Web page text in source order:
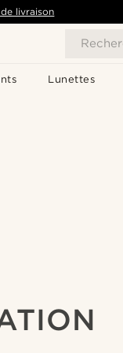
Lunettes
livraison